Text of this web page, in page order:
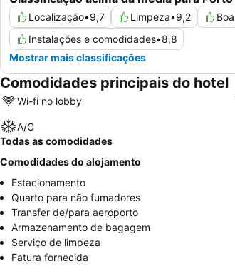
Localização•9,7 Limpeza•9,2
Instalações e comodidades•8,8
Mostrar mais classificações
Comodidades principais do hotel
Wi-fi no lobby
A/C
Todas as comodidades
Comodidades do alojamento
Estacionamento
Quarto para não fumadores
Transfer de/para aeroporto
Armazenamento de bagagem
Serviço de limpeza
Fatura fornecida